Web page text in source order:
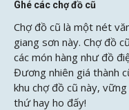
Ghé các chợ đồ cũ
Chợ đồ cũ là một nét
giang sơn này. Chợ đồ
các món hàng như đồ
Đương nhiên giá thành
khu chợ đồ cũ này,
thứ hay ho đấy!